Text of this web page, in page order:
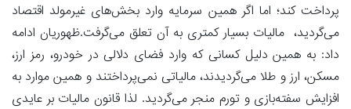
پرداخت کند؛ اما اگر همین سرمایه وارد بخش‌های غیرمولد اقتصاد
می‌گردید، مالیات بسیار کمتری به آن تعلق می‌گرفت.ظهوریان ادامه
داد: به همین دلیل کسانی که وارد فضای دلالی در خودرو، رمز ارز،
مسکن، ارز و طلا می‌گردیدند، مالیاتی نمی‌پرداختند و همین موارد به
افزایش سفته‌بازی و تورم منجر می‌گردید. لذا قانون مالیات بر عایدی